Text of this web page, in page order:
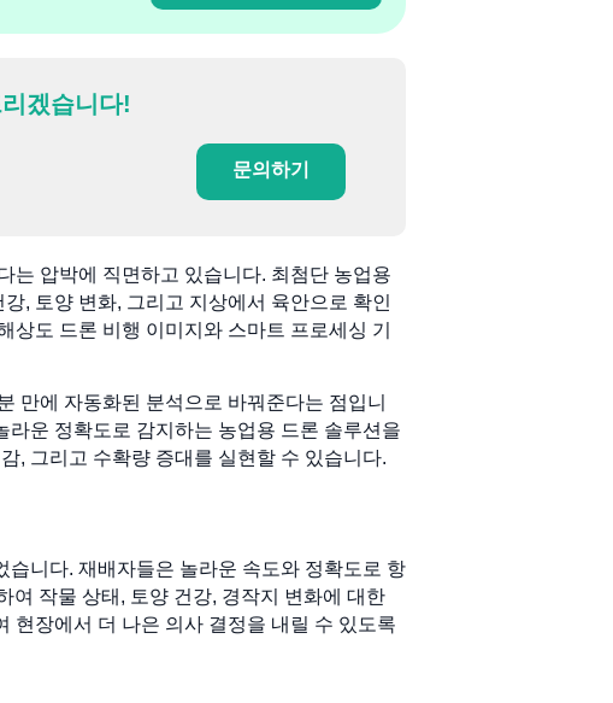
겠습니다!
문의하기
는 압박에 직면하고 있습니다. 최첨단 농업용
, 토양 변화, 그리고 지상에서 육안으로 확인
도 드론 비행 이미지와 스마트 프로세싱 기
만에 자동화된 분석으로 바꿔준다는 점입니
운 정확도로 감지하는 농업용 드론 솔루션을
, 그리고 수확량 증대를 실현할 수 있습니다.
니다. 재배자들은 놀라운 속도와 정확도로 항
여 작물 상태, 토양 건강, 경작지 변화에 대한
현장에서 더 나은 의사 결정을 내릴 수 있도록